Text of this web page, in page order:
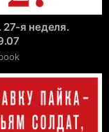
27-я неделя.